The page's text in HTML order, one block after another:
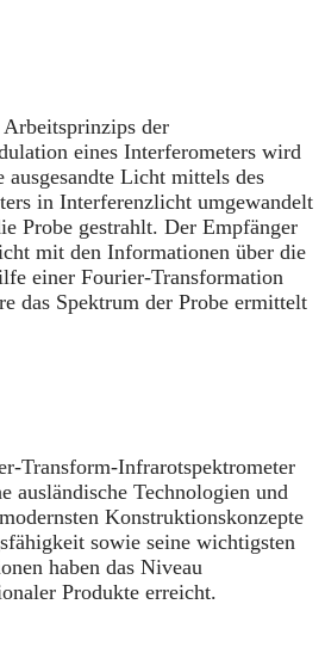
der
eines Interferometers wird
Licht mittels des
in Interferenzlicht umgewandelt
Probe gestrahlt. Der Empfänger
mit den Informationen über die
einer Fourier-Transformation
das Spektrum der Probe ermittelt
Transform-Infrarotspektrometer
ausländische Technologien und
Konstruktionskonzepte
sowie seine wichtigsten
haben das Niveau
Produkte erreicht.